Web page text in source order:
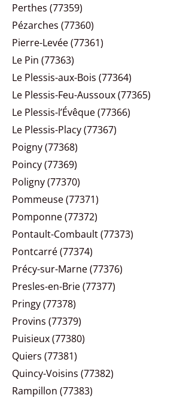
Perthes (77359)
Pézarches (77360)
Pierre-Levée (77361)
Le Pin (77363)
Le Plessis-aux-Bois (77364)
Le Plessis-Feu-Aussoux (77365)
Le Plessis-l’Évêque (77366)
Le Plessis-Placy (77367)
Poigny (77368)
Poincy (77369)
Poligny (77370)
Pommeuse (77371)
Pomponne (77372)
Pontault-Combault (77373)
Pontcarré (77374)
Précy-sur-Marne (77376)
Presles-en-Brie (77377)
Pringy (77378)
Provins (77379)
Puisieux (77380)
Quiers (77381)
Quincy-Voisins (77382)
Rampillon (77383)